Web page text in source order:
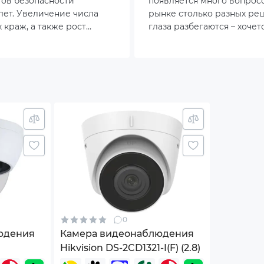
изготовителем без уведомления.
Увеличение числа
краж, а также рост
сложной прокладки
свободу в установке.
рынке столько разных
глаза разбегаются –
обратить внимание при
0
Камера видеонаблюдения
Hikvision DS-2CD1321-I(F) (2.8)